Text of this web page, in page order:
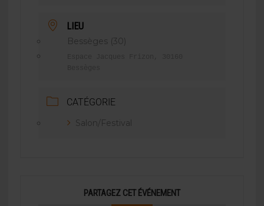
LIEU
Bessèges (30)
CATÉGORIE
Salon/Festival
PARTAGEZ CET ÉVÉNEMENT